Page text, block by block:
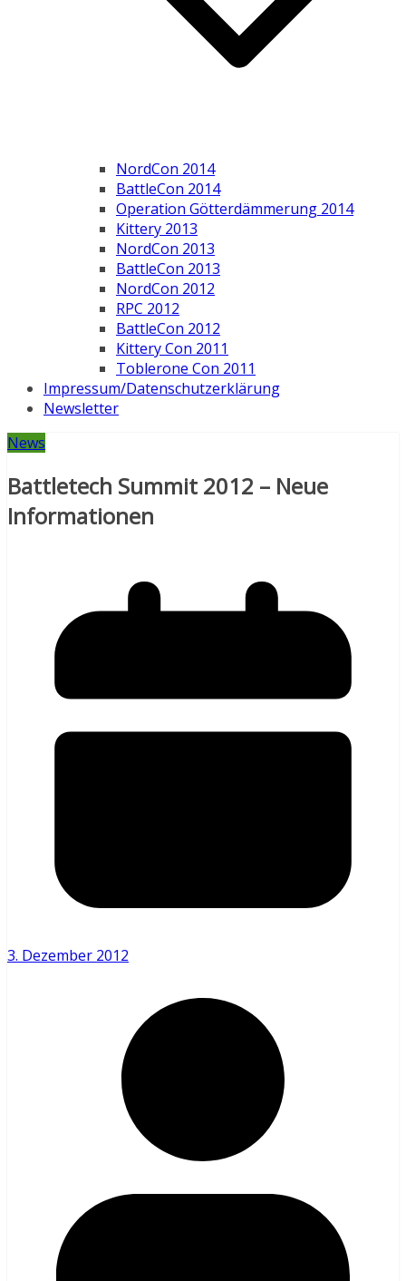
NordCon 2014
BattleCon 2014
Operation Götterdämmerung 2014
Kittery 2013
NordCon 2013
BattleCon 2013
NordCon 2012
RPC 2012
BattleCon 2012
Kittery Con 2011
Toblerone Con 2011
Impressum/Datenschutzerklärung
Newsletter
News
Battletech Summit 2012 – Neue
Informationen
3. Dezember 2012